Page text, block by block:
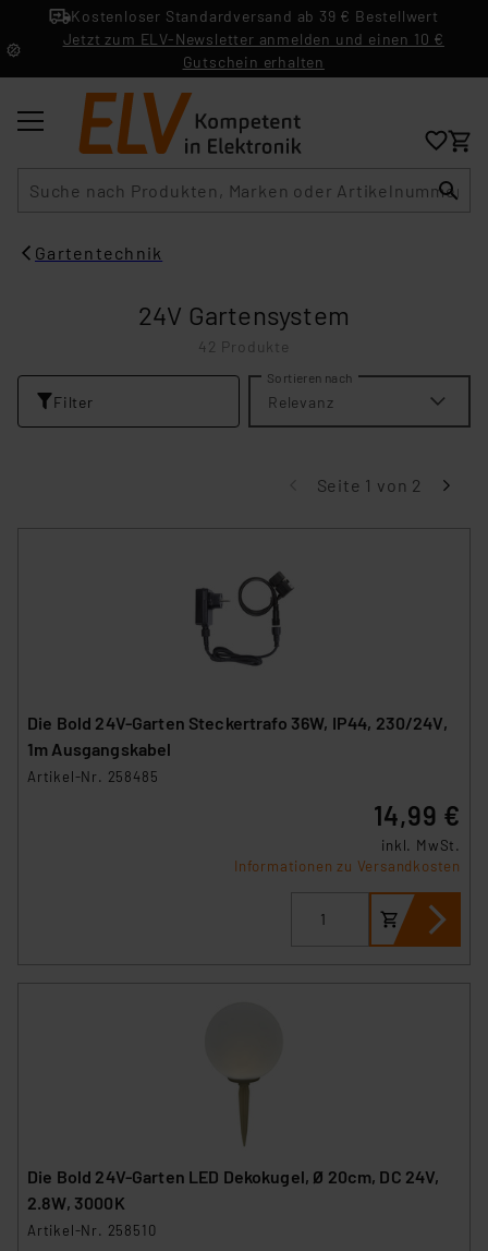
Kostenloser Standardversand ab 39 € Bestellwert
Jetzt zum ELV-Newsletter anmelden und einen 10 €
Gutschein erhalten
Gartentechnik
24V Gartensystem
42 Produkte
Filter
Sortieren nach
Relevanz
Seite 1 von 2
Die Bold 24V-Garten Steckertrafo 36W, IP44, 230/24V,
1m Ausgangskabel
Artikel-Nr. 258485
14,99 €
inkl. MwSt.
Informationen zu Versandkosten
Die Bold 24V-Garten LED Dekokugel, Ø 20cm, DC 24V,
2.8W, 3000K
Artikel-Nr. 258510